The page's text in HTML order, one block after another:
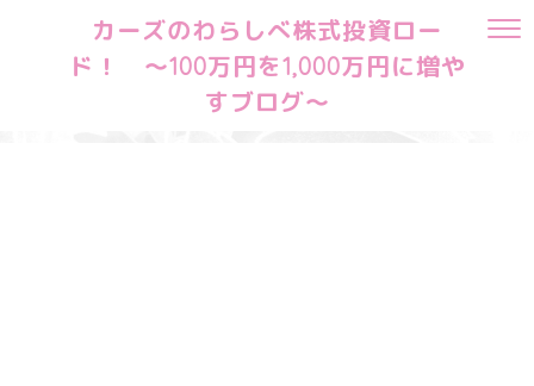
カーズのわらしべ株式投資ロー
ド！ ～100万円を1,000万円に増や
すブログ～